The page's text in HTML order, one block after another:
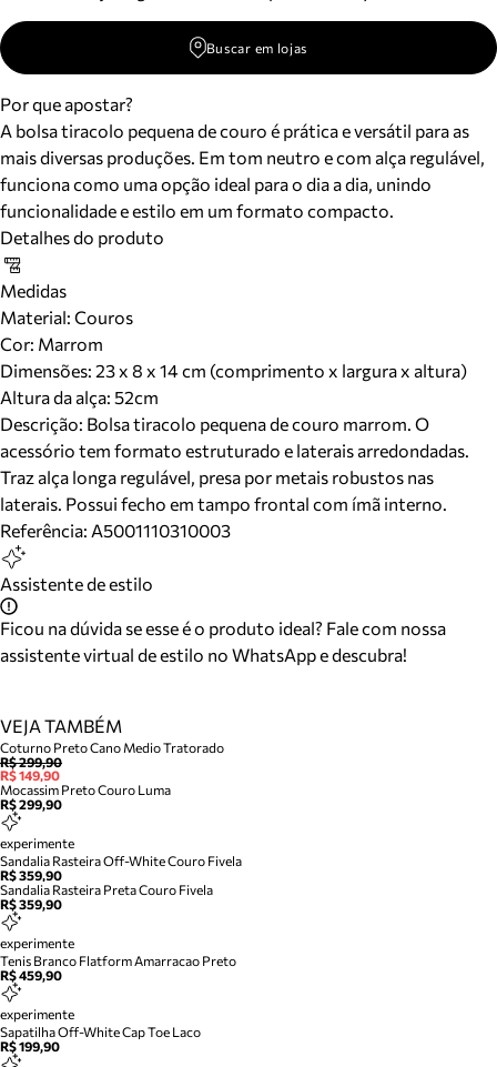
Buscar em lojas
Por que apostar?
A bolsa tiracolo pequena de couro é prática e versátil para as
mais diversas produções. Em tom neutro e com alça regulável,
funciona como uma opção ideal para o dia a dia, unindo
funcionalidade e estilo em um formato compacto.
Detalhes do produto
Medidas
Material: Couros
Cor: Marrom
Dimensões: 23 x 8 x 14 cm (comprimento x largura x altura)
Altura da alça: 52cm
Descrição: Bolsa tiracolo pequena de couro marrom. O
acessório tem formato estruturado e laterais arredondadas.
Traz alça longa regulável, presa por metais robustos nas
laterais. Possui fecho em tampo frontal com ímã interno.
Referência: A5001110310003
Assistente de estilo
Ficou na dúvida se esse é o produto ideal? Fale com nossa
assistente virtual de estilo no WhatsApp e descubra!
VEJA TAMBÉM
Coturno Preto Cano Medio Tratorado
R$ 299,90
R$ 149,90
Mocassim Preto Couro Luma
R$ 299,90
experimente
Sandalia Rasteira Off-White Couro Fivela
R$ 359,90
Sandalia Rasteira Preta Couro Fivela
R$ 359,90
experimente
Tenis Branco Flatform Amarracao Preto
R$ 459,90
experimente
Sapatilha Off-White Cap Toe Laco
R$ 199,90